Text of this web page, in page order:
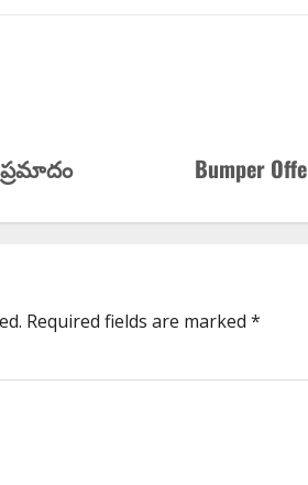
ప్ర‌మాదం
Bumper
Required fields are marked *